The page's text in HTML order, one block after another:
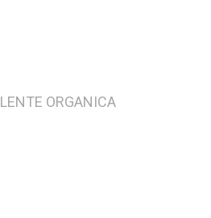
LENTE ORGANICA